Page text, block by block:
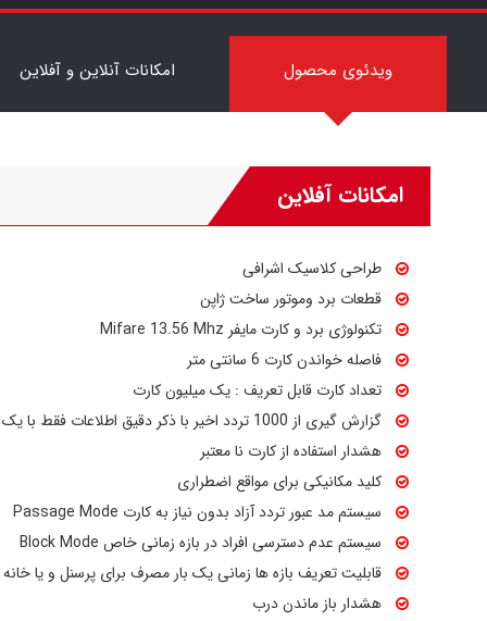
ویدئوی محصول امکانات آنلاین و آفلاین
امکانات آفلاین
طراحی کلاسیک اشرافی
قطعات برد وموتور ساخت ژاپن
تکنولوژی برد و کارت مایفر Mifare 13.56 Mhz
فاصله خواندن کارت 6 سانتی متر
تعداد کارت قابل تعریف : یک میلیون کارت
گزارش گیری از 1000 تردد اخیر با ذکر دقیق اطلاعات فقط با یک کارت
هشدار استفاده از کارت نا معتبر
کلید مکانیکی برای مواقع اضطراری
سیستم مد عبور تردد آزاد بدون نیاز به کارت Passage Mode
سیستم عدم دسترسی افراد در بازه زمانی خاص Block Mode
قابلیت تعریف بازه ها زمانی یک بار مصرف برای پرسنل و یا خانه
هشدار باز ماندن درب